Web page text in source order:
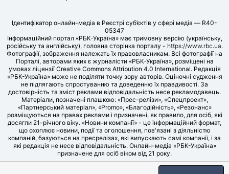
Ідентифікатор онлайн-медіа в Реєстрі суб’єктів у сфері медіа — R40-
05347
Інформаційний портал «РБК-Україна» має тримовну версію (українську,
російську та англійську), головна сторінка порталу - https://www.rbc.ua.
Фотографії, зображення належать їх правовласникам. Всі фотографії на
Порталі, авторами яких є журналісти «РБК-Україна», розміщені на
умовах ліцензії Creative Commons Attribution 4.0 International. Редакція
«РБК-Україна» може не поділяти точку зору авторів. Оціночні судження
не підлягають спростуванню та доведенню їх правдивості. За
достовірність та зміст реклами відповідальність несе рекламодавець.
Матеріали, позначені плашкою: «Прес-релізи», «Спецпроект»,
«Партнерський матеріал», «Promo», «Благодійність», «Резонанс»
розміщуються на правах реклами і призначені, як правило, для осіб, які
досягли 21-річного віку. «Новини компанії» - це інформаційний формат,
що охоплює новини, події та оголошення, пов'язані з діяльністю
компаній, базуються на пресрелізах, які випускають самі компанії, і за
які редакція не несе відповідальність. Онлайн-медіа «РБК-Україна»
призначене для осіб віком від 21 року.
© LLC «UBT MEDIA», 2006-2026.